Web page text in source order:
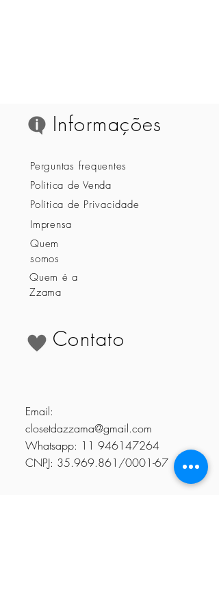
Informações
Perguntas frequentes
Política de Venda
Política de Privacidade
Imprensa
Quem
somos
Quem é a
Zzama
Contato
Email:
closetdazzama@gmail.com
Whatsapp: 11 946147264
CNPJ: 35.969.861 /0001-67